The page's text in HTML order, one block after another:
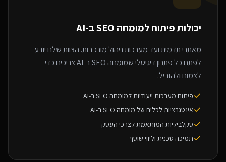
יכולות פיתוח למומחה SEO ב-AI
מאתרי תדמית ועד מערכות ניהול מורכבות. הצוות שלנו יודע
לפתח כל פתרון דיגיטלי שמומחה SEO ב-AI צריכים כדי
לצמוח ולהוביל.
פיתוח מערכות ייעודיות למומחה SEO ב-AI
אינטגרציות לכלים של מומחה SEO ב-AI
סקלביליות המותאמת לצרכי העסק
תמיכה טכנית וליווי שוטף